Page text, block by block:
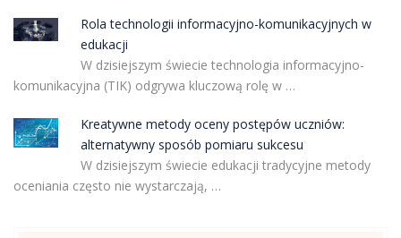
Rola technologii informacyjno-komunikacyjnych w
edukacji
W dzisiejszym świecie technologia informacyjno-
komunikacyjna (TIK) odgrywa kluczową rolę w …
Kreatywne metody oceny postępów uczniów:
alternatywny sposób pomiaru sukcesu
W dzisiejszym świecie edukacji tradycyjne metody
oceniania często nie wystarczają, …